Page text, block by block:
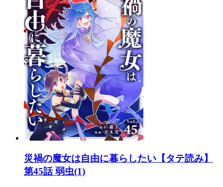
災禍の魔女は自由に暮らしたい【タテ読み】
第45話 弱虫(1)